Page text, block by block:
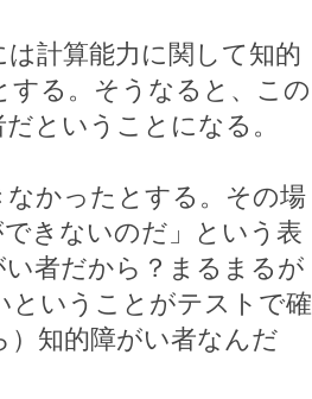
計算能力に関して知的
する。そうなると、この
ということになる。
かったとする。その場
きないのだ」という表
者だから？まるまるが
いうことがテストで確
知的障がい者なんだ